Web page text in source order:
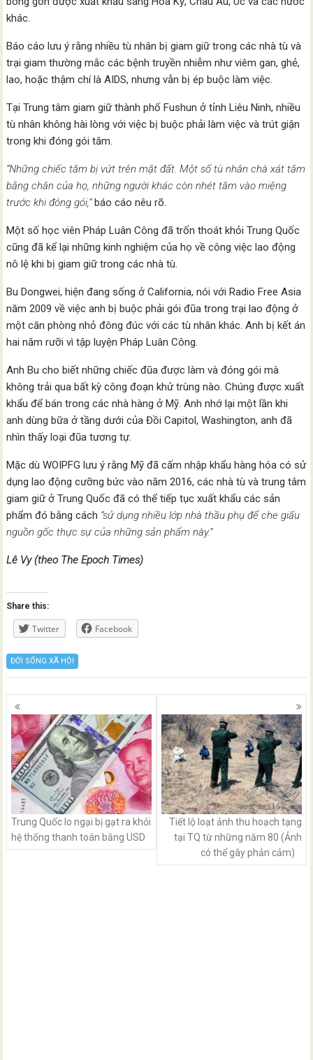
khác.
Báo cáo lưu ý rằng nhiều tù nhân bị giam giữ trong các nhà tù và
trại giam thường mắc các bệnh truyền nhiễm như viêm gan, ghẻ,
lao, hoặc thậm chí là AIDS, nhưng vẫn bị ép buộc làm việc.
Tại Trung tâm giam giữ thành phố Fushun ở tỉnh Liêu Ninh, nhiều
tù nhân không hài lòng với việc bị buộc phải làm việc và trút giận
trong khi đóng gói tăm.
“Những chiếc tăm bị vứt trên mặt đất. Một số tù nhân chà xát tăm
bằng chân của họ, những người khác còn nhét tăm vào miệng
trước khi đóng gói,”báo cáo nêu rõ.
Một số học viên Pháp Luân Công đã trốn thoát khỏi Trung Quốc
cũng đã kể lại những kinh nghiệm của họ về công việc lao động
nô lệ khi bị giam giữ trong các nhà tù.
Bu Dongwei, hiện đang sống ở California, nói với Radio Free Asia
năm 2009 về việc anh bị buộc phải gói đũa trong trại lao động ở
một căn phòng nhỏ đông đúc với các tù nhân khác. Anh bị kết án
hai năm rưỡi vì tập luyện Pháp Luân Công.
Anh Bu cho biết những chiếc đũa được làm và đóng gói mà
không trải qua bất kỳ công đoạn khử trùng nào. Chúng được xuất
khẩu để bán trong các nhà hàng ở Mỹ. Anh nhớ lại một lần khi
anh dùng bữa ở tầng dưới của Đồi Capitol, Washington, anh đã
nhìn thấy loại đũa tương tự.
Mặc dù WOIPFG lưu ý rằng Mỹ đã cấm nhập khẩu hàng hóa có sử
dụng lao động cưỡng bức vào năm 2016, các nhà tù và trung tâm
giam giữ ở Trung Quốc đã có thể tiếp tục xuất khẩu các sản
phẩm đó bằng cách “sử dụng nhiều lớp nhà thầu phụ để che giấu
nguồn gốc thực sự của những sản phẩm này.”
Lê Vy (theo The Epoch Times)
Share this:
Twitter Facebook
ĐỜI SỐNG XÃ HỘI
Posts
navigation
Trung Quốc lo ngại bị gạt ra khỏi
hệ thống thanh toán bằng USD
Tiết lộ loạt ảnh thu hoạch tạng
tại TQ từ những năm 80 (Ảnh
có thể gây phản cảm)